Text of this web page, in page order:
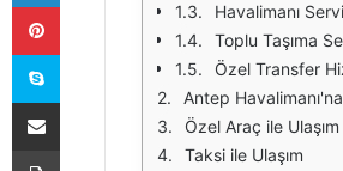
Havalimanı
Toplu Taşıma
Özel Transfer
Antep
Özel Araç ile Ulaşım
Taksi ile Ulaşım
Pinterest
Skype
E-Posta ile paylaş